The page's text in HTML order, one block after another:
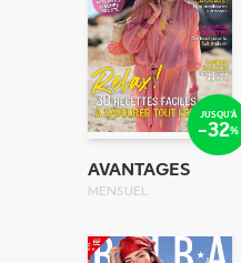
JUSQU'À
-32%
AVANTAGES
MENSUEL